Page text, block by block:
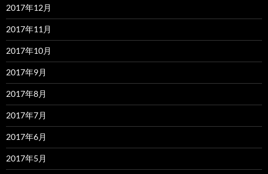
2017年12月
2017年11月
2017年10月
2017年9月
2017年8月
2017年7月
2017年6月
2017年5月